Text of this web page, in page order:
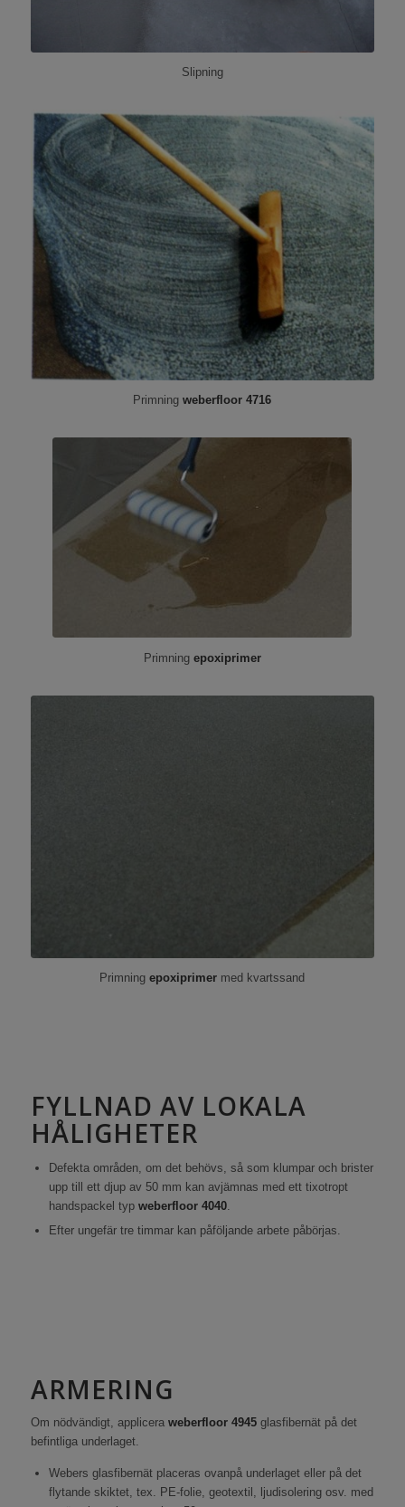
Slipning
Primningweberfloor 4716
Primning epoxiprimer
Primningepoxiprimer med kvartssand
FYLLNAD AV LOKALA
HÅLIGHETER
Defekta områden, om det behövs, så som klumpar och brister
upp till ett djup av 50 mm kan avjämnas med ett tixotropt
handspackel typ weberfloor 4040.
Efter ungefär tre timmar kan påföljande arbete påbörjas.
ARMERING
Om nödvändigt, applicera weberfloor 4945glasfibernät på det
befintliga underlaget.
Webers glasfibernät placeras ovanpå underlaget eller på det
flytande skiktet, tex. PE-folie, geotextil, ljudisolering osv. med